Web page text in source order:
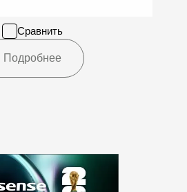
Сравнить
Подробнее